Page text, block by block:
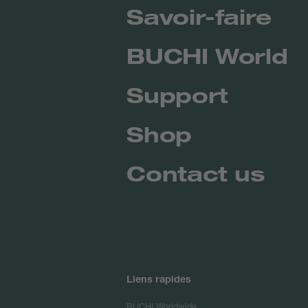
Savoir-faire
BUCHI World
Support
Shop
Contact us
Liens rapides